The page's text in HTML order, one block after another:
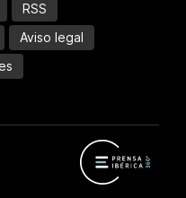
RSS
Aviso legal